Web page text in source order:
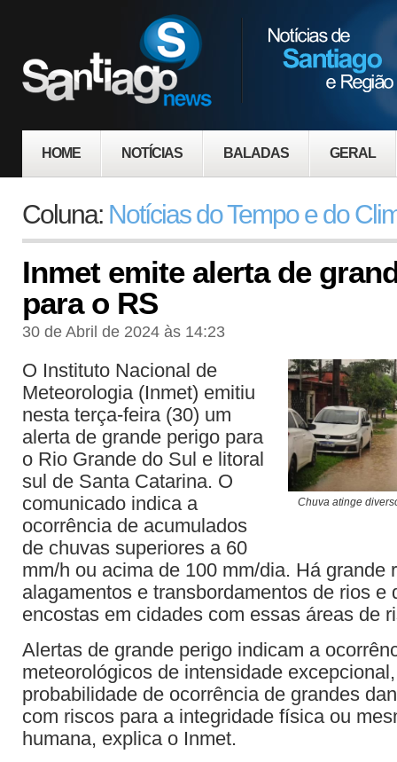
HOME NOTÍCIAS BALADAS GERAL
Coluna: Notícias do Tempo e do
Inmet emite alerta de
para o RS
30 de Abril de 2024 às 14:23
Chuva atinge
O Instituto Nacional de
Meteorologia (Inmet) emitiu
nesta terça-feira (30) um
alerta de grande perigo para
o Rio Grande do Sul e litoral
sul de Santa Catarina. O
comunicado indica a
ocorrência de acumulados
de chuvas superiores a 60
mm/h ou acima de 100 mm/dia. Há grande
alagamentos e transbordamentos de rios e
encostas em cidades com essas áreas de
Alertas de grande perigo indicam a
meteorológicos de intensidade
probabilidade de ocorrência de grandes
com riscos para a integridade física ou
humana, explica o Inmet.